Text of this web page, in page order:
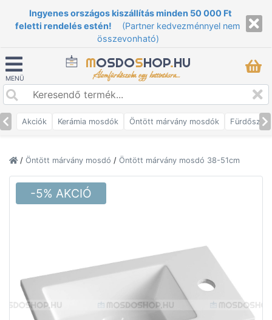
Ingyenes országos kiszállítás minden 50 000 Ft
feletti rendelés estén!
(Partner kedvezménnyel nem
összevonható)
MENÜ
MOSDOSHOP.HU
Álomfürdőszoba egy kattintásra...
Akciók Kerámia mosdók Öntött márvány mosdók
/ Öntött márvány mosdó / Öntött márvány mosdó 38-51cm
-5% AKCIÓ